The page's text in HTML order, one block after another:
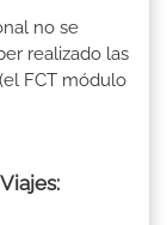
no se
realizado las
FCT módulo